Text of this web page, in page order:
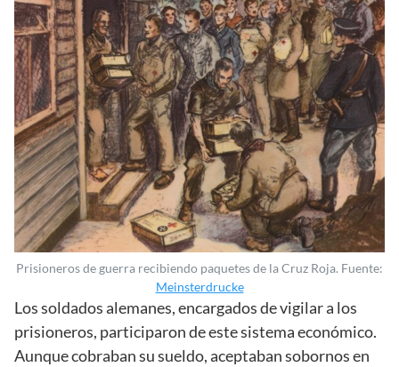
Prisioneros de guerra recibiendo paquetes de la Cruz Roja. Fuente:
Meinsterdrucke
Los soldados alemanes, encargados de vigilar a los
prisioneros, participaron de este sistema económico.
Aunque cobraban su sueldo, aceptaban sobornos en